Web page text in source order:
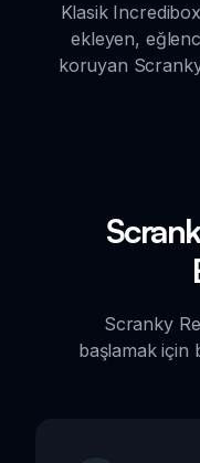
Klasik
ekleyen,
koruyan
Scranky
başlamak için